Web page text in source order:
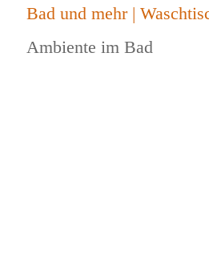
Bad und mehr |
Ambiente im Bad